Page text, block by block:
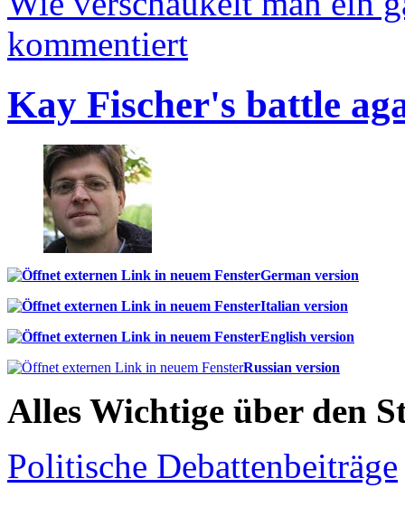
kommentiert
Kay Fischer's battle
German version
Italian version
English version
Russian version
Alles Wichtige über den
Politische Debattenbeiträge